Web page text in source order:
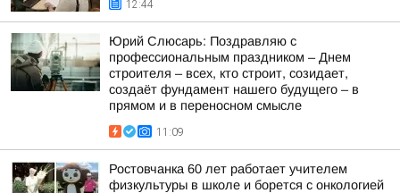
12:44
Юрий Слюсарь: Поздравляю с
профессиональным праздником – Днем
строителя – всех, кто строит, созидает,
создаёт фундамент нашего будущего – в
прямом и в переносном смысле
11:09
Ростовчанка 60 лет работает учителем
физкультуры в школе и борется с онкологией